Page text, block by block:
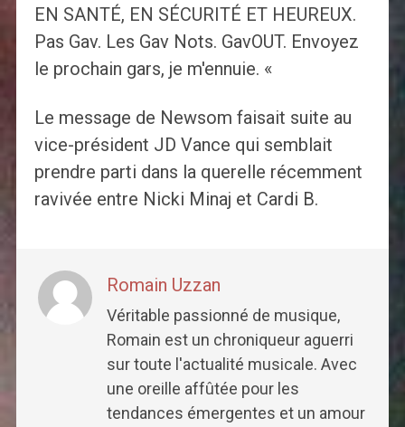
EN SANTÉ, EN SÉCURITÉ ET HEUREUX.
Pas Gav. Les Gav Nots. GavOUT. Envoyez
le prochain gars, je m'ennuie. «
Le message de Newsom faisait suite au
vice-président JD Vance qui semblait
prendre parti dans la querelle récemment
ravivée entre Nicki Minaj et Cardi B.
Romain Uzzan
Véritable passionné de musique,
Romain est un chroniqueur aguerri
sur toute l'actualité musicale. Avec
une oreille affûtée pour les
tendances émergentes et un amour